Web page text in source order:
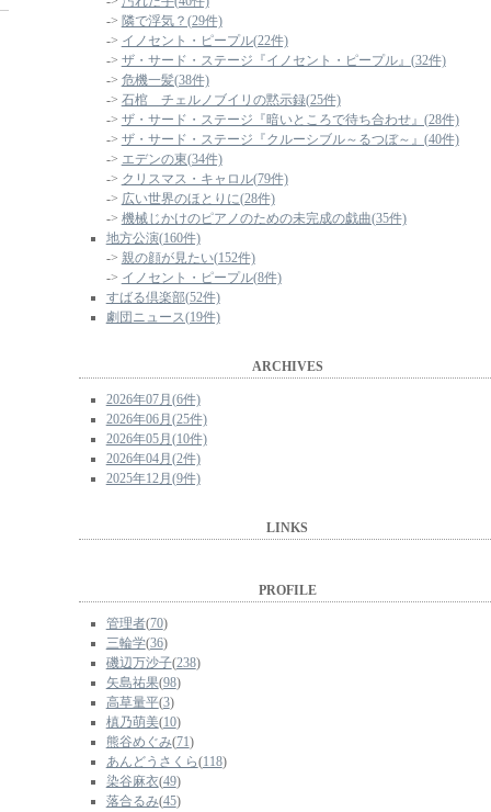
-> 隣で浮気？(29件)
-> イノセント・ピープル(22件)
-> ザ・サード・ステージ『イノセント・ピープル』(32件)
-> 危機一髪(38件)
-> 石棺 チェルノブイリの黙示録(25件)
-> ザ・サード・ステージ『暗いところで待ち合わせ』(28件)
-> ザ・サード・ステージ『クルーシブル～るつぼ～』(40件)
-> エデンの東(34件)
-> クリスマス・キャロル(79件)
-> 広い世界のほとりに(28件)
-> 機械じかけのピアノのための未完成の戯曲(35件)
地方公演(160件)
-> 親の顔が見たい(152件)
-> イノセント・ピープル(8件)
すばる倶楽部(52件)
劇団ニュース(19件)
ARCHIVES
2026年07月(6件)
2026年06月(25件)
2026年05月(10件)
2026年04月(2件)
2025年12月(9件)
LINKS
PROFILE
管理者(70)
三輪学(36)
磯辺万沙子(238)
矢島祐果(98)
高草量平(3)
槙乃萌美(10)
熊谷めぐみ(71)
あんどうさくら(118)
染谷麻衣(49)
落合るみ(45)